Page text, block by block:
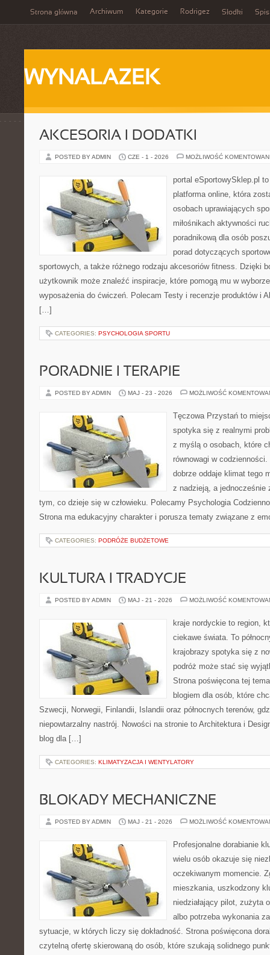
Strona główna Archiwum Kategorie Rodrigez Słodki Spis
WYNALAZEK
AKCESORIA I DODATKI
POSTED BY ADMIN CZE - 1 - 2026 MOŻLIWOŚĆ
portal eSportowySklep.pl
platforma online, która
osobach uprawiających
miłośnikach aktywności
poradnikową dla osób
porad dotyczących
sportowych, a także różnego rodzaju akcesoriów fitness. Dzięki
użytkownik może znaleźć inspiracje, które pomogą mu w
wyposażenia do ćwiczeń. Polecam Testy i recenzje produktów i
[…]
CATEGORIES: PSYCHOLOGIA SPORTU
PORADNIE I TERAPIE
POSTED BY ADMIN MAJ - 23 - 2026 MOŻLIWOŚĆ
Tęczowa Przystań to
spotyka się z realnymi
z myślą o osobach, które
równowagi w
dobrze oddaje klimat tego
z nadzieją, a jednocześnie
tym, co dzieje się w człowieku. Polecamy Psychologia
Strona ma edukacyjny charakter i porusza tematy związane z
CATEGORIES: PODRÓŻE BUDŻETOWE
KULTURA I TRADYCJE
POSTED BY ADMIN MAJ - 21 - 2026 MOŻLIWOŚĆ
kraje nordyckie to region,
ciekawe świata. To
krajobrazy spotyka się z
podróż może stać się
Strona poświęcona tej
blogiem dla osób, które
Szwecji, Norwegii, Finlandii, Islandii oraz północnych terenów,
niepowtarzalny nastrój. Nowości na stronie to Architektura i
blog dla […]
CATEGORIES: KLIMATYZACJA I WENTYLATORY
BLOKADY MECHANICZNE
POSTED BY ADMIN MAJ - 21 - 2026 MOŻLIWOŚĆ
Profesjonalne dorabianie
wielu osób okazuje się
oczekiwanym momencie.
mieszkania, uszkodzony
niedziałający pilot, zużyta
albo potrzeba wykonania
sytuacje, w których liczy się dokładność. Strona poświęcona
czytelną ofertę skierowaną do osób, które szukają solidnego